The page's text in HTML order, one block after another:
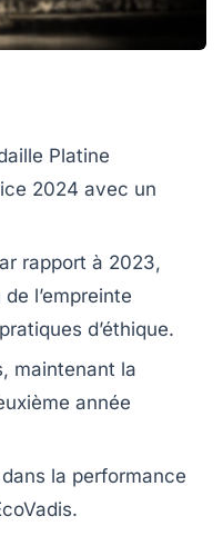
Platine
2024 avec un
rapport à 2023,
l’empreinte
d’éthique.
, maintenant la
année
dans la performance